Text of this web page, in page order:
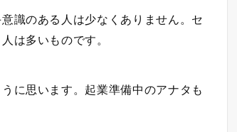
識のある人は少なくありません。セ
は多いものです。
に思います。起業準備中のアナタも